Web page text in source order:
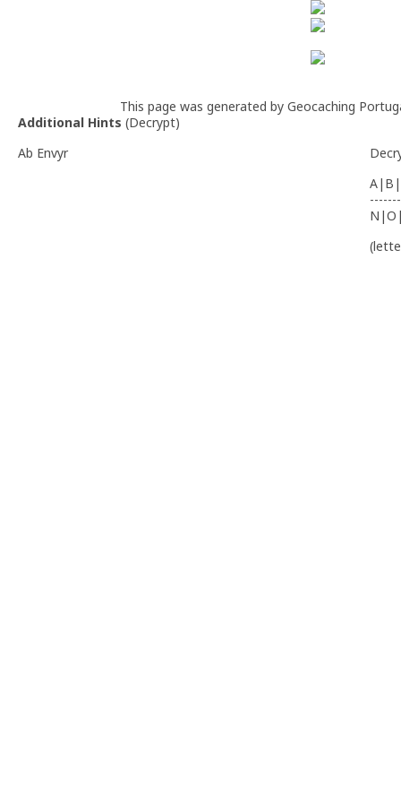
This page was generated by Geocaching
Additional Hints (Decrypt)
Ab Envyr